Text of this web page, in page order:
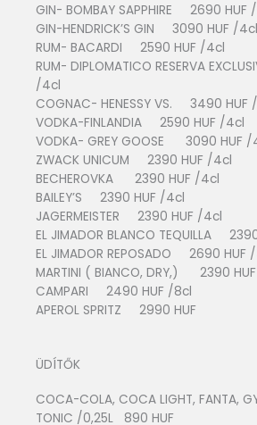
GIN- BOMBAY SAPPHIRE 2690 HUF
GIN-HENDRICK’S GIN 3090 HUF /4cl
RUM- BACARDI 2590 HUF /4cl
RUM- DIPLOMATICO RESERVA
/4cl
COGNAC- HENESSY VS. 3490 HUF
VODKA-FINLANDIA 2590 HUF /4cl
VODKA- GREY GOOSE 3090 HUF /
ZWACK UNICUM 2390 HUF /4cl
BECHEROVKA 2390 HUF /4cl
BAILEY’S 2390 HUF /4cl
JAGERMEISTER 2390 HUF /4cl
EL JIMADOR BLANCO TEQUILLA
EL JIMADOR REPOSADO 2690 HUF
MARTINI ( BIANCO, DRY,) 2390
CAMPARI 2490 HUF /8cl
APEROL SPRITZ 2990 HUF
ÜDÍTŐK
COCA-COLA, COCA LIGHT, FANTA,
TONIC /0,25L 890 HUF